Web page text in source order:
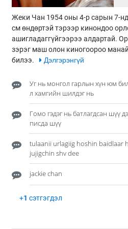
Жеки Чан 1954 оны 4-р сарын 7-
см өндөртэй тэрээр кинондоо
ашигладаггүйгээрээ алдартай.
зэрэг маш олон киногоороо
билээ.
Дэлгэрэнгүй
Уг нь монгол гарлын хүн юм
л хамгийн шилдэг нь
Гомо гэдэг нь батлагдсан шүү
писда шүү
tulaanii urlagiig hoshin baidlaar
jujigchin shv dee
jackie chan
+1 сэтгэгдэл